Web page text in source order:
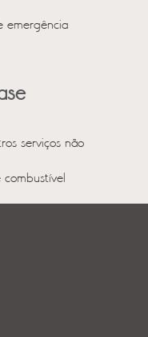
emergência
serviços não